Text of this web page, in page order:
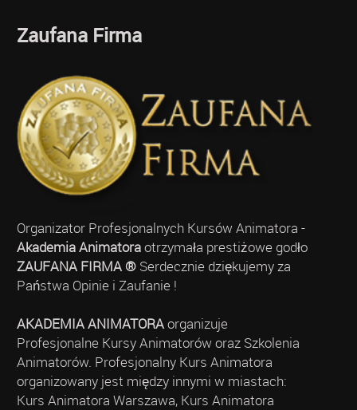
Zaufana Firma
Organizator Profesjonalnych Kursów Animatora -
Akademia Animatoraotrzymała prestiżowe godło
ZAUFANA FIRMA ®Serdecznie dziękujemy za
Państwa Opinie i Zaufanie !
AKADEMIA ANIMATORAorganizuje
Profesjonalne Kursy Animatorów oraz Szkolenia
Animatorów. Profesjonalny Kurs Animatora
organizowany jest między innymi w miastach:
Kurs Animatora Warszawa, Kurs Animatora